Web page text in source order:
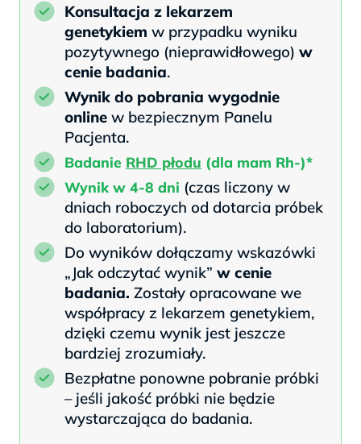
Konsultacja z lekarzem
genetykiem w przypadku wyniku
pozytywnego (nieprawidłowego) w
cenie badania.
Wynik do pobrania wygodnie
online w bezpiecznym Panelu
Pacjenta.
Badanie RHD płodu (dla mam Rh-)*
Wynik w 4-8 dni (czas liczony w
dniach roboczych od dotarcia próbek
do laboratorium).
Do wyników dołączamy wskazówki
„Jak odczytać wynik” w cenie
badania. Zostały opracowane we
współpracy z lekarzem genetykiem,
dzięki czemu wynik jest jeszcze
bardziej zrozumiały.
Bezpłatne ponowne pobranie próbki
– jeśli jakość próbki nie będzie
wystarczająca do badania.